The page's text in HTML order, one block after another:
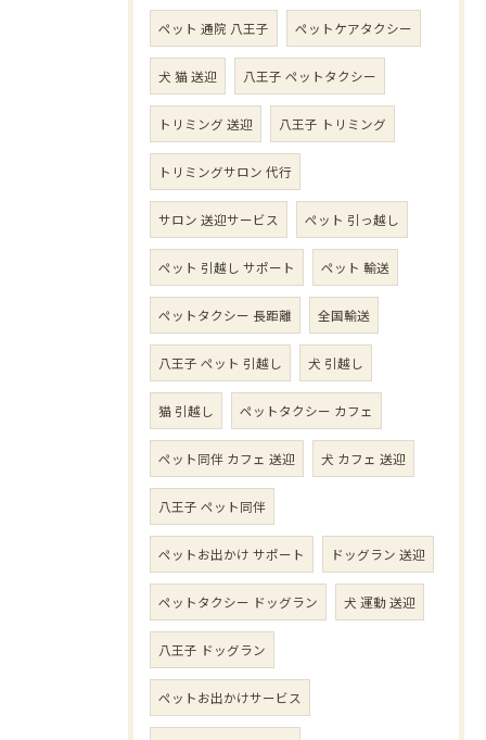
ペット 通院 八王子 ペットケアタクシー
犬 猫 送迎 八王子 ペットタクシー
トリミング 送迎 八王子 トリミング
トリミングサロン 代行
サロン 送迎サービス ペット 引っ越し
ペット 引越し サポート ペット 輸送
ペットタクシー 長距離 全国輸送
八王子 ペット 引越し 犬 引越し
猫 引越し ペットタクシー カフェ
ペット同伴 カフェ 送迎 犬 カフェ 送迎
八王子 ペット同伴
ペットお出かけ サポート ドッグラン 送迎
ペットタクシー ドッグラン 犬 運動 送迎
八王子 ドッグラン
ペットお出かけサービス